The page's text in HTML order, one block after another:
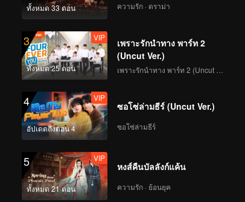
ทั้งหมด 33 ตอน ความรัก · ดราม่า
3
ทั้งหมด 25 ตอน
VIP
เพราะรักนำทาง พาร์ท 2
(Uncut Ver.)
4
อัปเดตถึงตอน 4
VIP
ซอโซ่ล่ามธีร์ (Uncut Ver.)
ซอโซ่ล่ามธีร์
5
ทั้งหมด 21 ตอน
VIP
หงส์คืนบัลลังก์แค้น
ความรัก · ย้อนยุค